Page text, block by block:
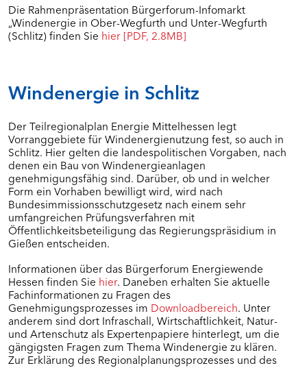
Die Rahmenpräsentation Bürgerforum-Infomarkt
„Windenergie in Ober-Wegfurth und Unter-Wegfurth
(Schlitz) finden Sie hier [PDF, 2.8MB]
Windenergie in Schlitz
Der Teilregionalplan Energie Mittelhessen legt
Vorranggebiete für Windenergienutzung fest, so auch in
Schlitz. Hier gelten die landespolitischen Vorgaben, nach
denen ein Bau von Windenergieanlagen
genehmigungsfähig sind. Darüber, ob und in welcher
Form ein Vorhaben bewilligt wird, wird nach
Bundesimmissionsschutzgesetz nach einem sehr
umfangreichen Prüfungsverfahren mit
Öffentlichkeitsbeteiligung das Regierungspräsidium in
Gießen entscheiden.
Informationen über das Bürgerforum Energiewende
Hessen finden Sie hier. Daneben erhalten Sie aktuelle
Fachinformationen zu Fragen des
Genehmigungsprozesses im Downloadbereich. Unter
anderem sind dort Infraschall, Wirtschaftlichkeit, Natur-
und Artenschutz als Expertenpapiere hinterlegt, um die
gängigsten Fragen zum Thema Windenergie zu klären.
Zur Erklärung des Regionalplanungsprozesses und des